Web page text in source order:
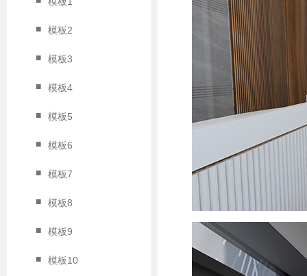
■ 模板2
■ 模板3
■ 模板4
■ 模板5
■ 模板6
■ 模板7
■ 模板8
■ 模板9
■ 模板10